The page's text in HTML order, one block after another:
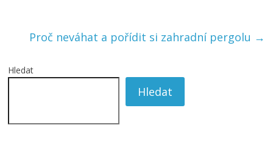
Proč neváhat a pořídit si zahradní pergolu →
Hledat
Hledat